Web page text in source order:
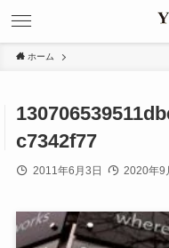
ホーム
c7342f77
2011年6月3日 2020年9